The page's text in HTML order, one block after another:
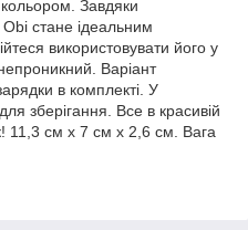
кольором. Завдяки
стане ідеальним
використовувати його у
Варіант
в комплекті. У
зберігання. Все в красивій
11,3 см х 7 см х 2,6 см. Вага